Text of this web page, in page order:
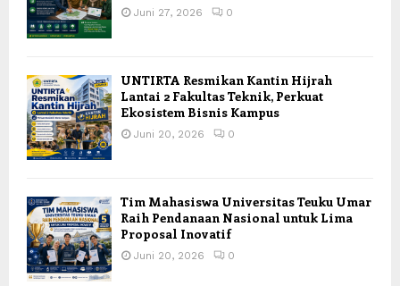
Juni 27, 2026 0
UNTIRTA Resmikan Kantin Hijrah
Lantai 2 Fakultas Teknik, Perkuat
Ekosistem Bisnis Kampus
Juni 20, 2026 0
Tim Mahasiswa Universitas Teuku Umar
Raih Pendanaan Nasional untuk Lima
Proposal Inovatif
Juni 20, 2026 0